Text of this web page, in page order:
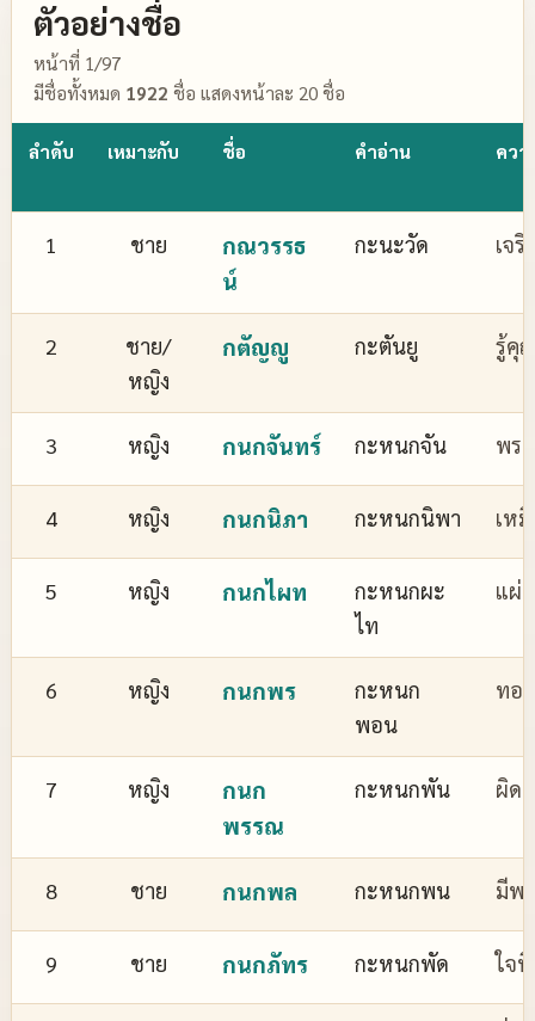
ตัวอย่างชื่อ
หน้าที่ 1/97
มีชื่อทั้งหมด 1922 ชื่อ แสดงหน้าละ 20 ชื่อ
ลำดับ เหมาะกับ ชื่อ คำอ่าน คว
1 ชาย
กณวรรธ
น์
กะนะวัด เจ
2
ชาย/
หญิง
กตัญญู กะตันยู รู้คุ
3 หญิง กนกจันทร์ กะหนกจัน พร
4 หญิง กนกนิภา กะหนกนิพา เห
5 หญิง กนกไผท
กะหนกผะ
ไท
แผ่
6 หญิง กนกพร
กะหนก
พอน
ทอ
7 หญิง
กนก
พรรณ
กะหนกพัน ผิด
8 ชาย กนกพล กะหนกพน มีพ
9 ชาย กนกภัทร กะหนกพัด ใจ